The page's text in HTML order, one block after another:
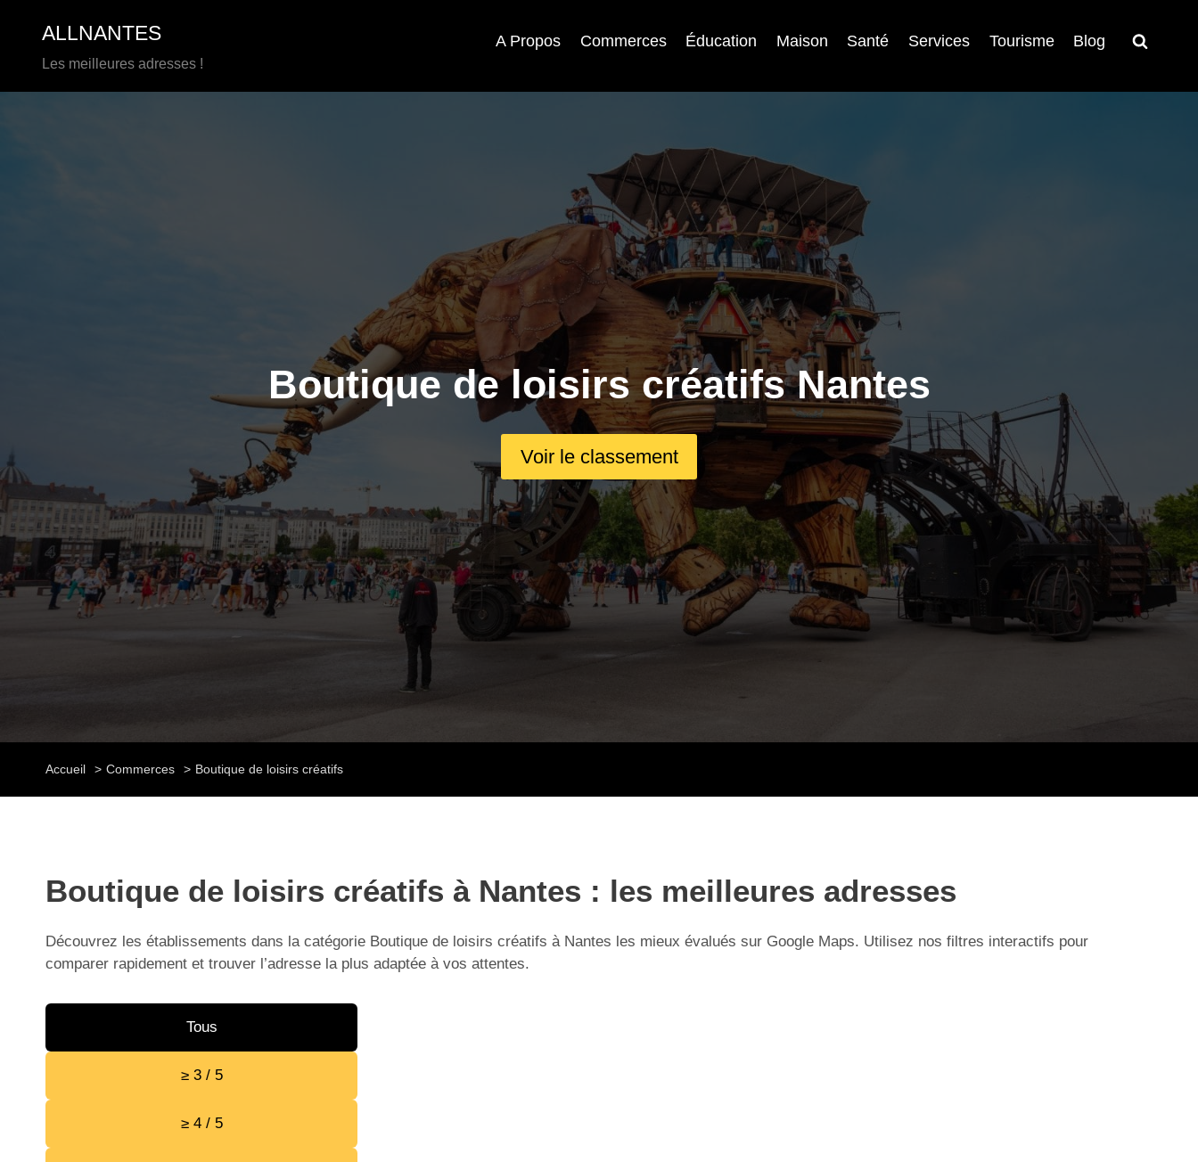
contenu
ALLNANTES
Les meilleures adresses !
A Propos Commerces Éducation Maison Santé Services Tourisme Blog
Boutique de loisirs créatifs Nantes
Voir le classement
Accueil Commerces Boutique de loisirs créatifs
Boutique de loisirs créatifs à Nantes : les meilleures adresses
Découvrez les établissements dans la catégorie Boutique de loisirs créatifs à Nantes les mieux évalués sur Google Maps. Utilisez nos filtres interactifs pour
comparer rapidement et trouver l’adresse la plus adaptée à vos attentes.
Tous
≥ 3 / 5
≥ 4 / 5